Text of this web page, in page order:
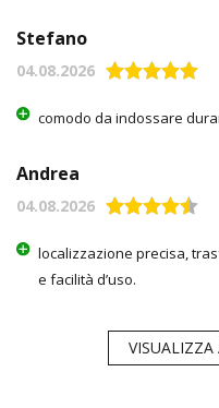
Stefano
04.08.2026
comodo da indossare
Andrea
04.08.2026
localizzazione precisa,
e facilità d’uso.
VISUALIZZA